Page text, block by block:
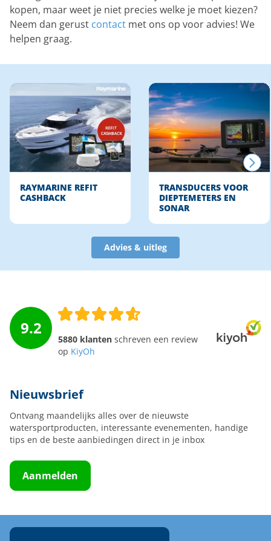
kopen, maar weet je niet precies welke je moet kiezen?
Neem dan gerust contact met ons op voor advies! We
helpen graag.
RAYMARINE REFIT
CASHBACK
TRANSDUCERS VOOR
DIEPTEMETERS EN
SONAR
Advies & uitleg
9.2
5880 klanten schreven een review
op KiyOh
Nieuwsbrief
Ontvang maandelijks alles over de nieuwste
watersportproducten, interessante evenementen, handige
tips en de beste aanbiedingen direct in je inbox
Aanmelden